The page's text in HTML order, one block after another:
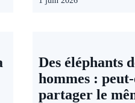
Des éléphants
hommes :
partager le